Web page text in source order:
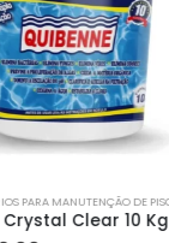
ACESSÓRIOS PARA MANUTENÇÃO DE PISCINA
Cloro Crystal Clear 10 Kg Quibenne